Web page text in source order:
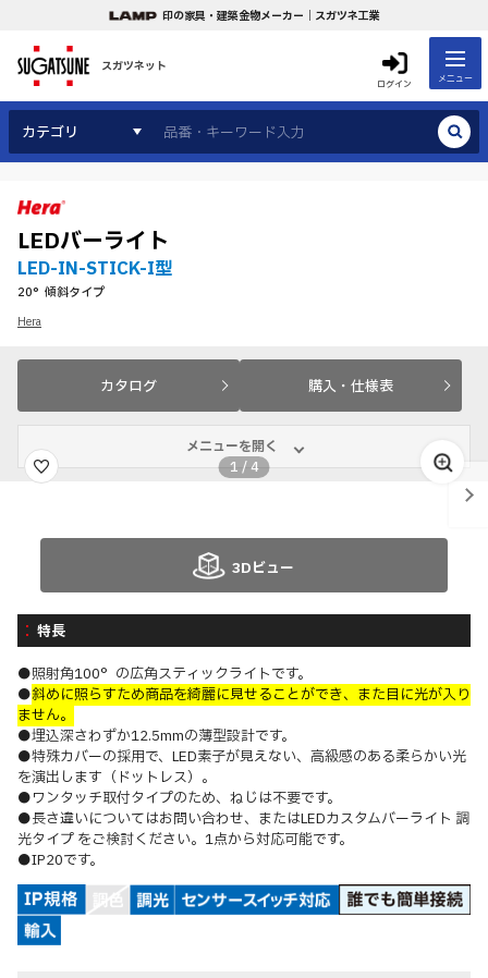
印の家具・建築金物メーカー｜スガツネ工業
スガツネット
ログイン メニュー
カテゴリ
LEDバーライト
LED-IN-STICK-I型
20°傾斜タイプ
Hera
カタログ 購入・仕様表
メニューを開く
1 /4
3Dビュー
特長
●照射角100°の広角スティックライトです。
●斜めに照らすため商品を綺麗に見せることができ、また目に光が入り
ません。
●埋込深さわずか12.5mmの薄型設計です。
●特殊カバーの採用で、LED素子が見えない、高級感のある柔らかい光
を演出します（ドットレス）。
●ワンタッチ取付タイプのため、ねじは不要です。
●長さ違いについてはお問い合わせ、またはLEDカスタムバーライト 調
光タイプ をご検討ください。1点から対応可能です。
●IP20です。